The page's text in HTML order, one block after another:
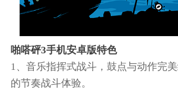
啪嗒砰3手机安卓版特色
1、音乐指挥式战斗，鼓点与动作完
的节奏战斗体验。